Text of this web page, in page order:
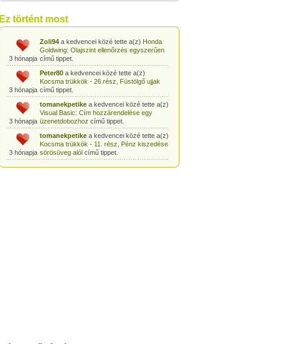
Ez történt most
3 hónapja
Egyszerű kártyatrükk: STOP!
3 hónapja
Zoli94a kedvencei közé tette a(z) Honda
Goldwing: Olajszint ellenőrzés egyszerűen
című tippet.
3 hónapja
Peter80a kedvencei közé tette a(z)
Kocsma trükkök - 26.rész, Füstölgő ujjak
című tippet.
3 hónapja
tomanekpetikea kedvencei közé tette a(z)
Visual Basic: Cím hozzárendelése egy
üzenetdobozhoz című tippet.
3 hónapja
tomanekpetikea kedvencei közé tette a(z)
Kocsma trükkök - 11. rész, Pénz kiszedése
sörösüveg alólcímű tippet.
tomanekpetikea kedvencei közé tette a(z)